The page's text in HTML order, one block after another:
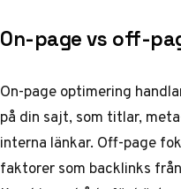
On-page vs off-
On-page optimering
på din sajt, som titlar,
interna länkar. Off-page
faktorer som backlinks